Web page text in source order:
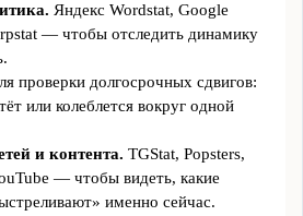
Яндекс Wordstat, Google
— чтобы отследить динамику
проверки долгосрочных сдвигов:
или колеблется вокруг одной
и контента. TGStat, Popsters,
— чтобы видеть, какие
именно сейчас.